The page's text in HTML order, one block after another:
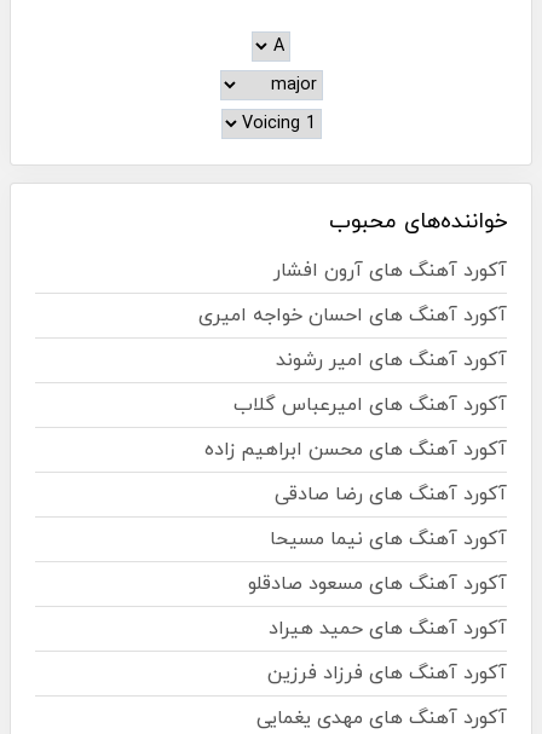
خواننده‌های محبوب
آکورد آهنگ های آرون افشار
آکورد آهنگ های احسان خواجه امیری
آکورد آهنگ های امیر رشوند
آکورد آهنگ های امیرعباس گلاب
آکورد آهنگ های محسن ابراهیم زاده
آکورد آهنگ های رضا صادقی
آکورد آهنگ های نیما مسیحا
آکورد آهنگ های مسعود صادقلو
آکورد آهنگ های حمید هیراد
آکورد آهنگ های فرزاد فرزین
آکورد آهنگ های مهدی یغمایی